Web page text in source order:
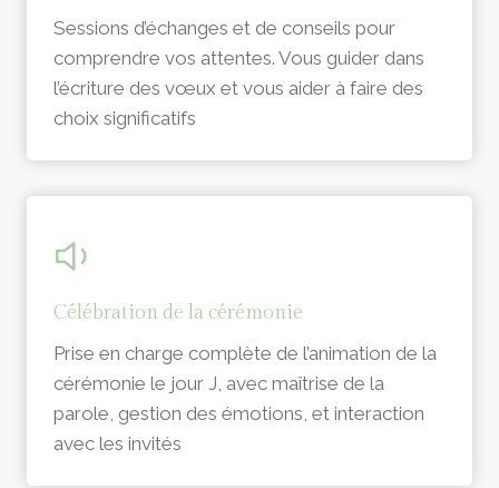
Sessions d’échanges et de conseils pour
comprendre vos attentes. Vous guider dans
l’écriture des vœux et vous aider à faire des
choix significatifs
Célébration de la cérémonie
Prise en charge complète de l’animation de la
cérémonie le jour J, avec maîtrise de la
parole, gestion des émotions, et interaction
avec les invités